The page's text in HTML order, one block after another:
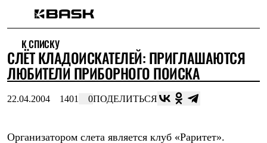
Интернет-магазин
Мужская одежда
Утепленная пухом
Куртки
Жилеты
Куртки
К СПИСКУ
СЛЁТ КЛАДОИСКАТЕЛЕЙ: ПРИГЛАШАЮТСЯ
ЛЮБИТЕЛИ ПРИБОРНОГО ПОИСКА
22.04.2004 1401 0ПОДЕЛИТЬСЯ
Организатором слета является клуб «Раритет».